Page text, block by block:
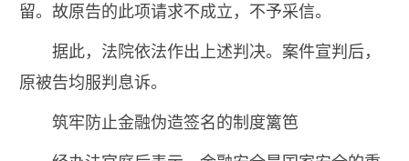
留。故原告的此项请求不成立，不予采信。
据此，法院依法作出上述判决。案件宣判后，
原被告均服判息诉。
筑牢防止金融伪造签名的制度篱笆